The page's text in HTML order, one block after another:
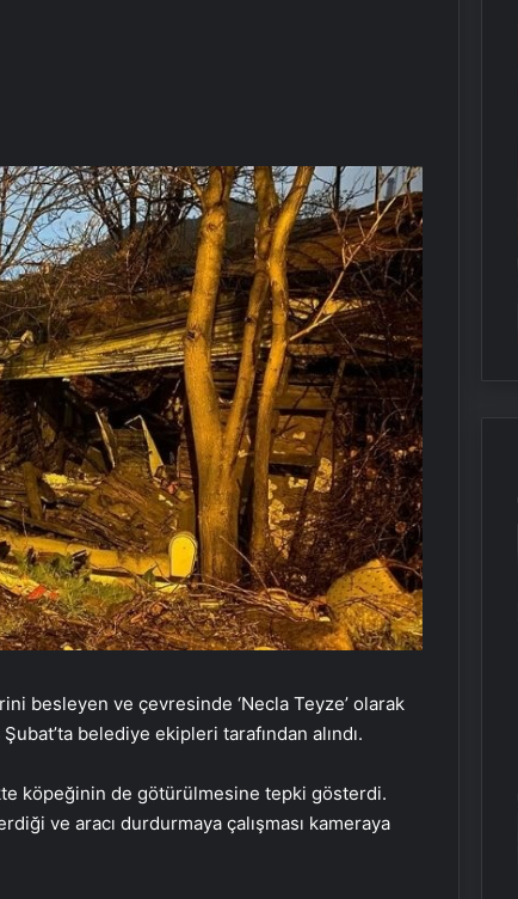
besleyen ve çevresinde ‘Necla Teyze’ olarak
belediye ekipleri tarafından alındı.
köpeğinin de götürülmesine tepki gösterdi.
ve aracı durdurmaya çalışması kameraya